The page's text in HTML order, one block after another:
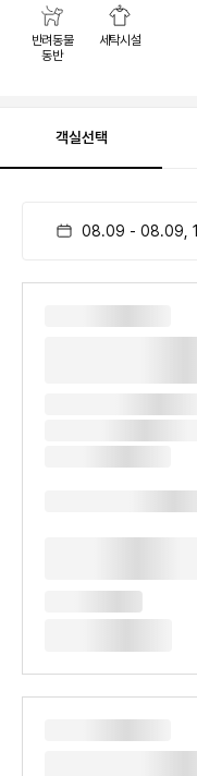
반려동물
동반
세탁시설
객실선택
08.09 - 08.09 1